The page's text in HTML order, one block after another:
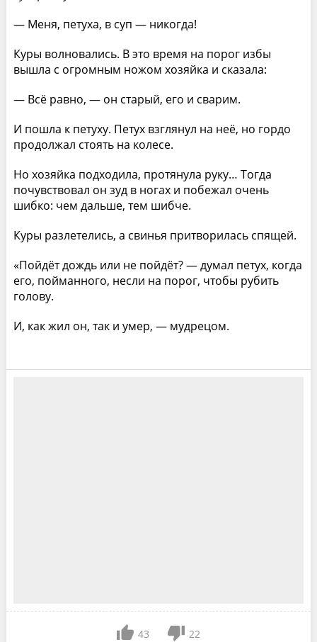
— Меня, петуха, в суп — никогда!
Куры волновались. В это время на порог избы
вышла с огромным ножом хозяйка и сказала:
— Всё равно, — он старый, его и сварим.
И пошла к петуху. Петух взглянул на неё, но гордо
продолжал стоять на колесе.
Но хозяйка подходила, протянула руку… Тогда
почувствовал он зуд в ногах и побежал очень
шибко: чем дальше, тем шибче.
Куры разлетелись, а свинья притворилась спящей.
«Пойдёт дождь или не пойдёт? — думал петух, когда
его, пойманного, несли на порог, чтобы рубить
голову.
И, как жил он, так и умер, — мудрецом.
43
22